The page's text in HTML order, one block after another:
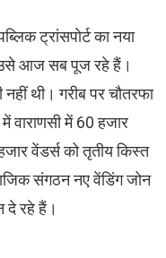
ट्रांसपोर्ट का नया
उसे आज सब पूज रहे हैं।
नहीं थी। गरीब पर चौतरफा
वाराणसी में 60 हजार
वेंडर्स को तृतीय किस्त
संगठन नए वेंडिंग जोन
दे रहे हैं।